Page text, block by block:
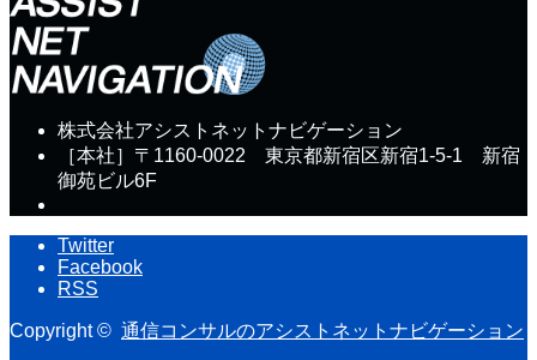
株式会社アシストネットナビゲーション
［本社］〒1160-0022 東京都新宿区新宿1-5-1 新宿
御苑ビル6F
Twitter
Facebook
RSS
Copyright © 通信コンサルのアシストネットナビゲーション